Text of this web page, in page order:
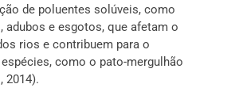
de poluentes solúveis, como
adubos e esgotos, que afetam o
rios e contribuem para o
como o pato-mergulhão
2014).